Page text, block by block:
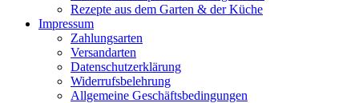
Rezepte aus dem Garten & der Küche
Impressum
Zahlungsarten
Versandarten
Datenschutzerklärung
Widerrufsbelehrung
Allgemeine Geschäftsbedingungen